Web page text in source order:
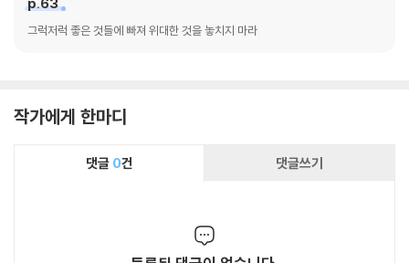
그럭저럭 좋은 것들에 빠져 위대한 것을 놓치지 마라
작가에게 한마디
댓글 0건 댓글쓰기